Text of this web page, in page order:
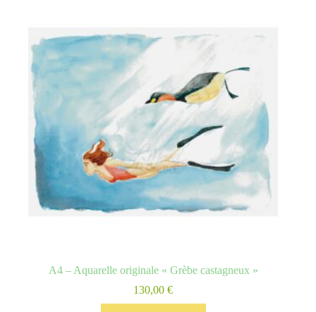
A4 – Aquarelle originale « Grèbe castagneux »
130,00€